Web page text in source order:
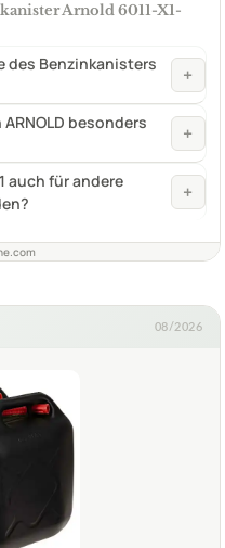
Arnold 6011-X1-
des Benzinkanisters
+
besonders
+
auch für andere
+
08/2026